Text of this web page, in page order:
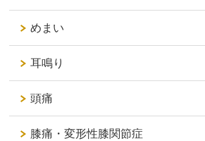
めまい
耳鳴り
頭痛
膝痛・変形性膝関節症